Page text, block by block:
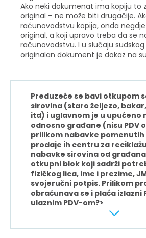
Ako neki dokumenat ima kopiju to
original – ne može biti drugačije.
računovodstvu kopija, onda
original, a koji upravo treba da se
računovodstvu. I u slučaju
originalan dokument je dokaz na
Preduzeće se bavi otkupom
sirovina (staro željezo,
itd) i uglavnom je u upućeno
odnosno građane (nisu PDV
prilikom nabavke pomenutih
prodaje ih centru za
nabavke sirovina od
otkupni blok koji sadrži
fizičkog lica, ime i prezime,
svojeručni potpis. Prilikom
obračunava se i plaća izlazni
ulaznim PDV-om?>